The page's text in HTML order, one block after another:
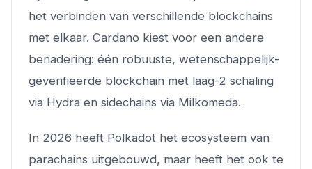
het verbinden van verschillende blockchains
met elkaar. Cardano kiest voor een andere
benadering: één robuuste, wetenschappelijk-
geverifieerde blockchain met laag-2 schaling
via Hydra en sidechains via Milkomeda.
In 2026 heeft Polkadot het ecosysteem van
parachains uitgebouwd, maar heeft het ook te